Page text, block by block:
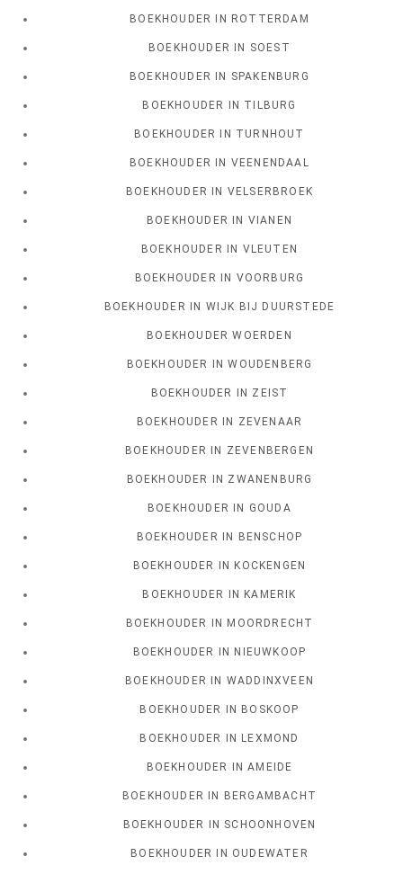
BOEKHOUDER IN ROTTERDAM
BOEKHOUDER IN SOEST
BOEKHOUDER IN SPAKENBURG
BOEKHOUDER IN TILBURG
BOEKHOUDER IN TURNHOUT
BOEKHOUDER IN VEENENDAAL
BOEKHOUDER IN VELSERBROEK
BOEKHOUDER IN VIANEN
BOEKHOUDER IN VLEUTEN
BOEKHOUDER IN VOORBURG
BOEKHOUDER IN WIJK BIJ DUURSTEDE
BOEKHOUDER WOERDEN
BOEKHOUDER IN WOUDENBERG
BOEKHOUDER IN ZEIST
BOEKHOUDER IN ZEVENAAR
BOEKHOUDER IN ZEVENBERGEN
BOEKHOUDER IN ZWANENBURG
BOEKHOUDER IN GOUDA
BOEKHOUDER IN BENSCHOP
BOEKHOUDER IN KOCKENGEN
BOEKHOUDER IN KAMERIK
BOEKHOUDER IN MOORDRECHT
BOEKHOUDER IN NIEUWKOOP
BOEKHOUDER IN WADDINXVEEN
BOEKHOUDER IN BOSKOOP
BOEKHOUDER IN LEXMOND
BOEKHOUDER IN AMEIDE
BOEKHOUDER IN BERGAMBACHT
BOEKHOUDER IN SCHOONHOVEN
BOEKHOUDER IN OUDEWATER